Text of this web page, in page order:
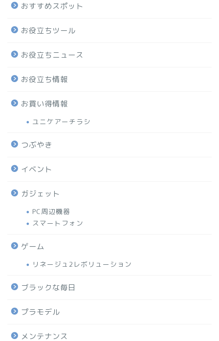
おすすめスポット
お役立ちツール
お役立ちニュース
お役立ち情報
お買い得情報
ユニケアーチラシ
つぶやき
イベント
ガジェット
PC周辺機器
スマートフォン
ゲーム
リネージュ2レボリューション
ブラックな毎日
プラモデル
メンテナンス